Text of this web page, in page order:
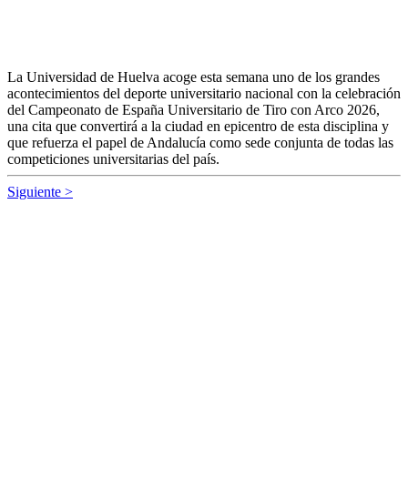
La Universidad de Huelva acoge esta semana uno de los grandes
acontecimientos del deporte universitario nacional con la celebración
del Campeonato de España Universitario de Tiro con Arco 2026,
una cita que convertirá a la ciudad en epicentro de esta disciplina y
que refuerza el papel de Andalucía como sede conjunta de todas las
competiciones universitarias del país.
Siguiente >